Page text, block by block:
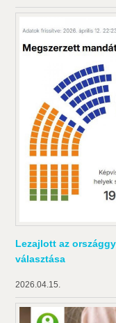
Lezajlott az
választása
2026.04.15.